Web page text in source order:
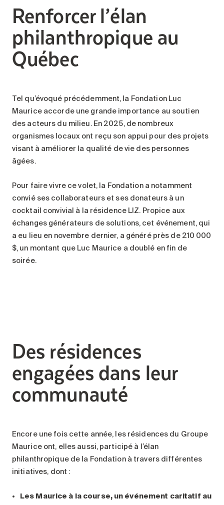
Renforcer l’élan
philanthropique au
Québec
Tel qu’évoqué précédemment, la Fondation Luc
Maurice accorde une grande importance au soutien
des acteurs du milieu. En 2025, de nombreux
organismes locaux ont reçu son appui pour des projets
visant à améliorer la qualité de vie des personnes
âgées.
Pour faire vivre ce volet, la Fondation a notamment
convié ses collaborateurs et ses donateurs à un
cocktail convivial à la résidence LIZ. Propice aux
échanges générateurs de solutions, cet événement, qui
a eu lieu en novembre dernier, a généré près de 210 000
$, un montant que Luc Maurice a doublé en fin de
soirée.
Des résidences
engagées dans leur
communauté
Encore une fois cette année, les résidences du Groupe
Maurice ont, elles aussi, participé à l’élan
philanthropique de la Fondation à travers différentes
initiatives, dont :
Les Maurice à la course, un événement caritatif au